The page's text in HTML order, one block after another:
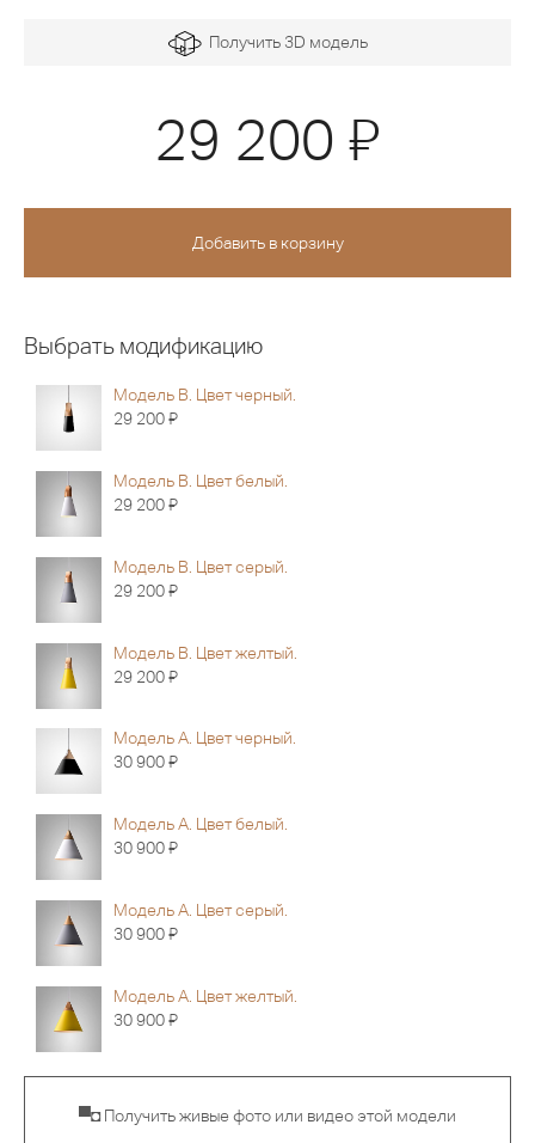
Получить 3D модель
29 200 Я
Выбрать модификацию
Модель В. Цвет черный.
29 200Я
Модель В. Цвет белый.
29 200Я
Модель В. Цвет серый.
29 200Я
Модель В. Цвет желтый.
29 200Я
Модель A. Цвет черный.
30 900Я
Модель A. Цвет белый.
30 900Я
Модель A. Цвет серый.
30 900Я
Модель A. Цвет желтый.
30 900Я
▀◘ Получить живые фото или видео этой модели